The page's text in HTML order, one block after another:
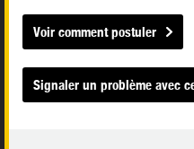
Voir comment postuler
Signaler un problème avec